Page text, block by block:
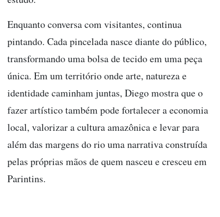
Enquanto conversa com visitantes, continua
pintando. Cada pincelada nasce diante do público,
transformando uma bolsa de tecido em uma peça
única. Em um território onde arte, natureza e
identidade caminham juntas, Diego mostra que o
fazer artístico também pode fortalecer a economia
local, valorizar a cultura amazônica e levar para
além das margens do rio uma narrativa construída
pelas próprias mãos de quem nasceu e cresceu em
Parintins.